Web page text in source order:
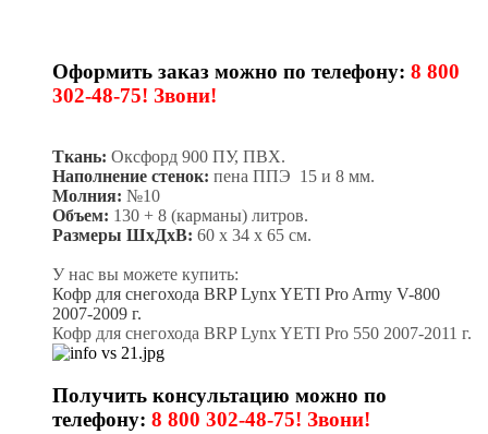
Оформить заказ можно по телефону: 8 800
302-48-75! Звони!
Ткань: Оксфорд 900 ПУ, ПВХ.
Наполнение стенок: пена ППЭ 15 и 8 мм.
Молния: №10
Объем: 130 + 8 (карманы) литров.
Размеры ШхДхВ: 60 х 34 х 65 см.
У нас вы можете купить:
Кофр для снегохода BRP Lynx YETI Pro Army V-800
2007-2009 г.
Кофр для снегохода BRP Lynx YETI Pro 550 2007-2011 г.
Получить консультацию можно по
телефону: 8 800 302-48-75! Звони!